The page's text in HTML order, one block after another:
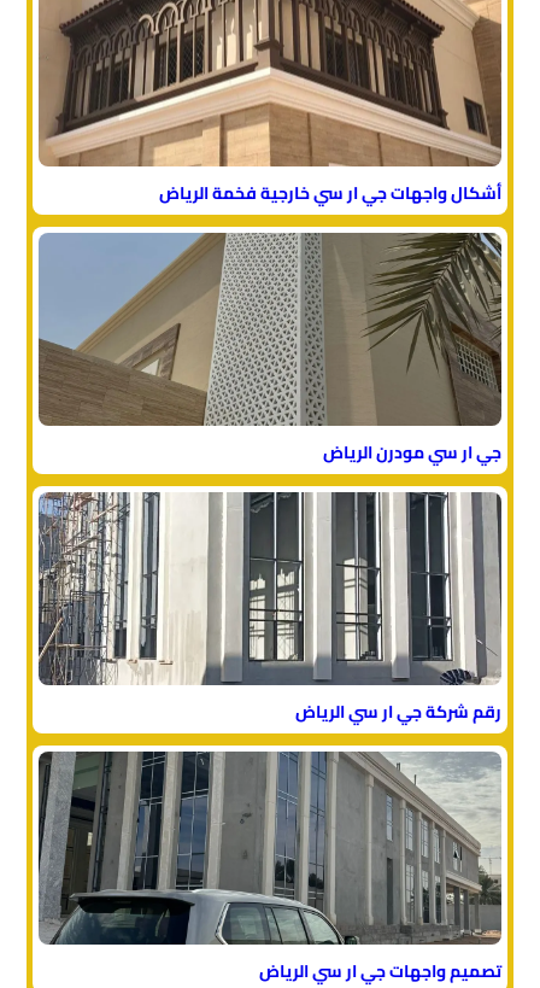
أشكال واجهات جي ار سي خارجية فخمة الرياض
جي ار سي مودرن الرياض
رقم شركة جي ار سي الرياض
تصميم واجهات جي ار سي الرياض